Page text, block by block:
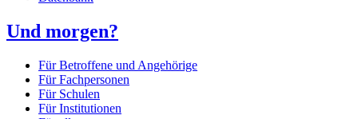
Und morgen?
Für Betroffene und Angehörige
Für Fachpersonen
Für Schulen
Für Institutionen